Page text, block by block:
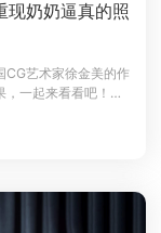
现奶奶逼真的照
CG艺术家徐金美的作
一起来看看吧！介
。作为一名非专业